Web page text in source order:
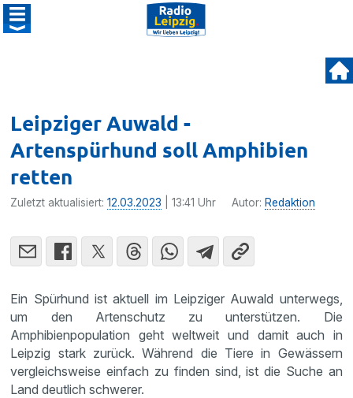
Leipziger Auwald -
Artenspürhund soll Amphibien
retten
Zuletzt aktualisiert:12.03.2023 | 13:41 Uhr Autor: Redaktion
Ein Spürhund ist aktuell im Leipziger Auwald unterwegs,
um den Artenschutz zu unterstützen. Die
Amphibienpopulation geht weltweit und damit auch in
Leipzig stark zurück. Während die Tiere in Gewässern
vergleichsweise einfach zu finden sind, ist die Suche an
Land deutlich schwerer.